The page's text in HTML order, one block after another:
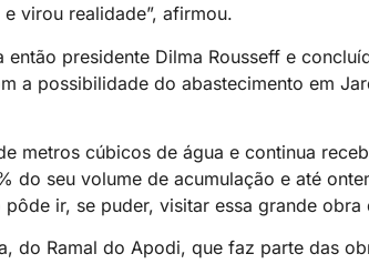
virou realidade”, afirmou.
presidente Dilma Rousseff e
a possibilidade do abastecimento em
metros cúbicos de água e continua
do seu volume de acumulação e até
ir, se puder, visitar essa grande obra
do Ramal do Apodi, que faz parte das